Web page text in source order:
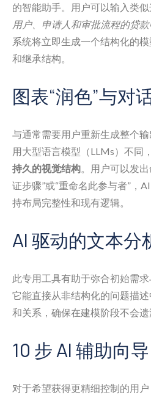
的智能助手。用户可以输入类似
用户、申请人和审批流程的贷
系统将立即生成一个结构化的
和继承结构。
图表“润色”与对
与通常需要用户重新生成整个
用大型语言模型（LLMs）不同，
持久的视觉结构。用户可以发
证步骤”或“重命名此参与者”，
持布局完整性和现有逻辑。
AI 驱动的文本分
此专用工具有助于弥合初始需
它能直接从非结构化的问题描
和关系，确保在建模阶段不会遗
10 步 AI 辅助向导
对于希望获得更精细控制的用